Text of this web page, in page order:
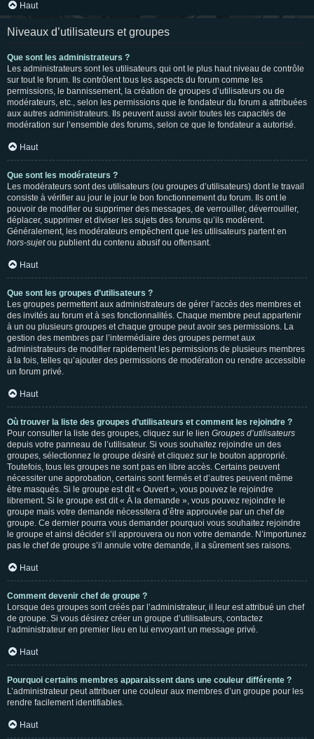
Haut
Niveaux d’utilisateurs et groupes
Que sont les administrateurs ?
Les administrateurs sont les utilisateurs qui ont le plus haut niveau de contrôle
sur tout le forum. Ils contrôlent tous les aspects du forum comme les
permissions, le bannissement, la création de groupes d’utilisateurs ou de
modérateurs, etc., selon les permissions que le fondateur du forum a attribuées
aux autres administrateurs. Ils peuvent aussi avoir toutes les capacités de
modération sur l’ensemble des forums, selon ce que le fondateur a autorisé.
Haut
Que sont les modérateurs ?
Les modérateurs sont des utilisateurs (ou groupes d’utilisateurs) dont le travail
consiste à vérifier au jour le jour le bon fonctionnement du forum. Ils ont le
pouvoir de modifier ou supprimer des messages, de verrouiller, déverrouiller,
déplacer, supprimer et diviser les sujets des forums qu’ils modèrent.
Généralement, les modérateurs empêchent que les utilisateurs partent en
hors-sujetou publient du contenu abusif ou offensant.
Haut
Que sont les groupes d’utilisateurs ?
Les groupes permettent aux administrateurs de gérer l’accès des membres et
des invités au forum et à ses fonctionnalités. Chaque membre peut appartenir
à un ou plusieurs groupes et chaque groupe peut avoir ses permissions. La
gestion des membres par l’intermédiaire des groupes permet aux
administrateurs de modifier rapidement les permissions de plusieurs membres
à la fois, telles qu’ajouter des permissions de modération ou rendre accessible
un forum privé.
Haut
Où trouver la liste des groupes d’utilisateurs et comment les rejoindre ?
Pour consulter la liste des groupes, cliquez sur le lien Groupes d’utilisateurs
depuis votre panneau de l’utilisateur. Si vous souhaitez rejoindre un des
groupes, sélectionnez le groupe désiré et cliquez sur le bouton approprié.
Toutefois, tous les groupes ne sont pas en libre accès. Certains peuvent
nécessiter une approbation, certains sont fermés et d’autres peuvent même
être masqués. Si le groupe est dit « Ouvert », vous pouvez le rejoindre
librement. Si le groupe est dit « À la demande », vous pouvez rejoindre le
groupe mais votre demande nécessitera d’être approuvée par un chef de
groupe. Ce dernier pourra vous demander pourquoi vous souhaitez rejoindre
le groupe et ainsi décider s’il approuvera ou non votre demande. N’importunez
pas le chef de groupe s’il annule votre demande, il a sûrement ses raisons.
Haut
Comment devenir chef de groupe ?
Lorsque des groupes sont créés par l’administrateur, il leur est attribué un chef
de groupe. Si vous désirez créer un groupe d’utilisateurs, contactez
l’administrateur en premier lieu en lui envoyant un message privé.
Haut
Pourquoi certains membres apparaissent dans une couleur différente ?
L’administrateur peut attribuer une couleur aux membres d’un groupe pour les
rendre facilement identifiables.
Haut